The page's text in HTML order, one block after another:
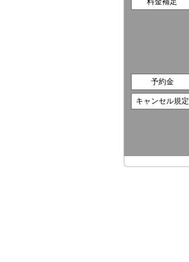
予約金
キャンセル規定